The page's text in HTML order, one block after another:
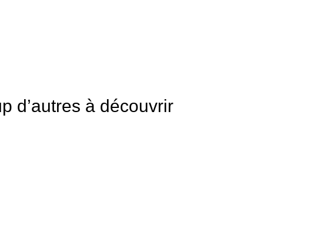
d’autres à découvrir